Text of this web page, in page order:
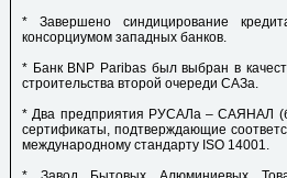
* Завершено синдицирование
консорциумом западных банков.
* Банк BNP Paribas был выбран в
строительства второй очереди САЗа.
* Два предприятия РУСАЛа – САЯНАЛ
сертификаты, подтверждающие
международному стандарту ISO 14001.